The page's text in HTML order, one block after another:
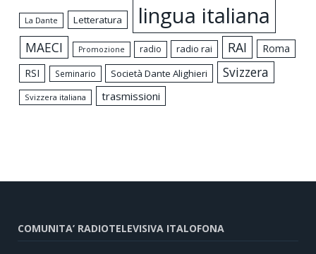
La Dante Letteratura lingua italiana
MAECI Promozione radio radio rai RAI
Roma
RSI
Seminario Società Dante Alighieri Svizzera
Svizzera italiana trasmissioni
COMUNITA’ RADIOTELEVISIVA ITALOFONA